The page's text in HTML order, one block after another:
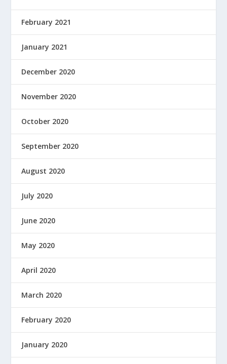
February 2021
January 2021
December 2020
November 2020
October 2020
September 2020
August 2020
July 2020
June 2020
May 2020
April 2020
March 2020
February 2020
January 2020